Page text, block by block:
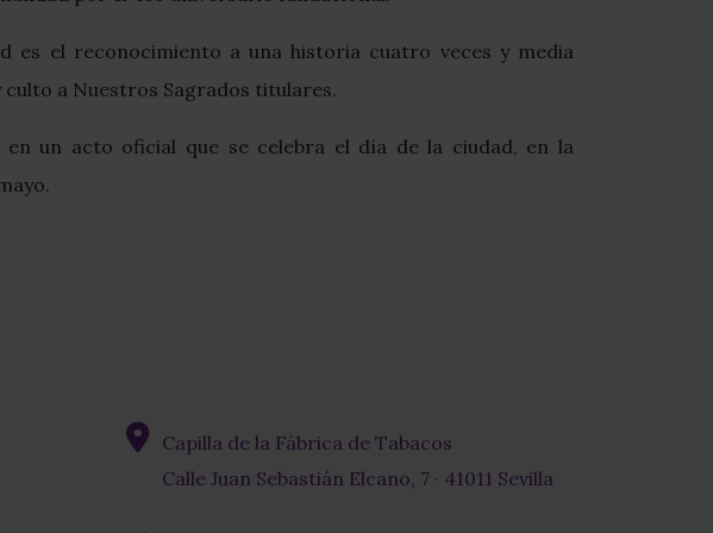
es el reconocimiento a una historia cuatro veces y media
a Nuestros Sagrados titulares.
un acto oficial que se celebra el día de la ciudad, en la
Capilla de la Fábrica de Tabacos
Calle Juan Sebastián Elcano, 7 · 41011 Sevilla